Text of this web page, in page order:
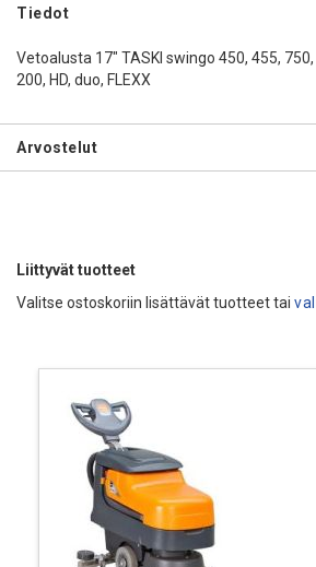
Tiedot
Vetoalusta 17" TASKI swingo 450, 455,
200, HD, duo, FLEXX
Arvostelut
Liittyvät tuotteet
Valitse ostoskoriin lisättävät tuotteet tai